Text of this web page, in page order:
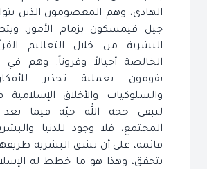
الهادي، وهم المعصومون الذين
جيل فيمسكون بزمام الأمور،
البشرية من خلال التعاليم
الخالصة أجيالاً وقروناً. وهم في
يقومون بعملية تجذير
والسلوكيات والأخلاق الإسلامية
لتبقى حجة الله حيّة فيما
المجتمع، فلا وجود للدنيا
قائمة، على أن تشق البشرية
يتحقق، وهذا هو ما خطط له